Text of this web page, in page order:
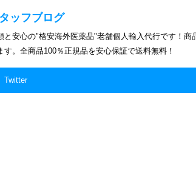
ッフブログ
と安心の"格安海外医薬品"老舗個人輸入代行です！
す。全商品100％正規品を安心保証で送料無料！
Twitter